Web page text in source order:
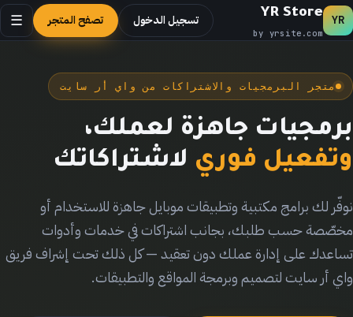
YR
YR Store
by yrsite.com
تسجيل الدخول تصفح المتجر ☰
متجر البرمجيات والاشتراكات من واي أر سايت
برمجيات جاهزة لعملك،
وتفعيل فوري لاشتراكاتك
نوفّر لك برامج مكتبية وتطبيقات موبايل جاهزة للاستخدام أو
مخصّصة حسب طلبك، بجانب اشتراكات في خدمات وأدوات
تساعدك على إدارة عملك دون تعقيد — كل ذلك تحت إشراف فريق
واي أر سايت لتصميم وبرمجة المواقع والتطبيقات.